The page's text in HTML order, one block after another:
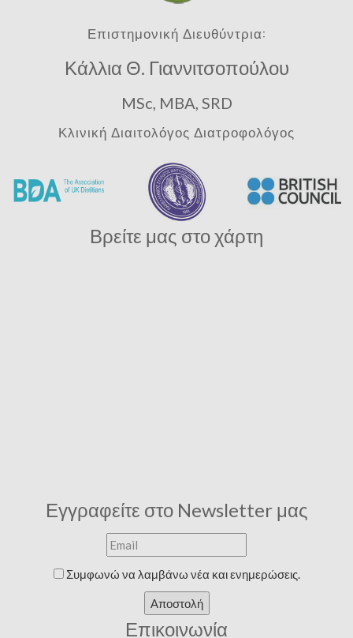
Επιστημονική Διευθύντρια:
Κάλλια Θ. Γιαννιτσοπούλου
MSc, MBA, SRD
Κλινική Διαιτολόγος Διατροφολόγος
Βρείτε μας στο χάρτη
Εγγραφείτε στο Newsletter μας
Συμφωνώ να λαμβάνω νέα και ενημερώσεις.
Αποστολή
Επικοινωνία